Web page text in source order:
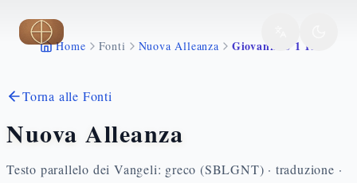
Vai al contenuto principale
Home Fonti Nuova Alleanza Giovanni 6 1 15
Torna alle Fonti
Nuova Alleanza
Testo parallelo dei Vangeli: greco (SBLGNT) · traduzione ·